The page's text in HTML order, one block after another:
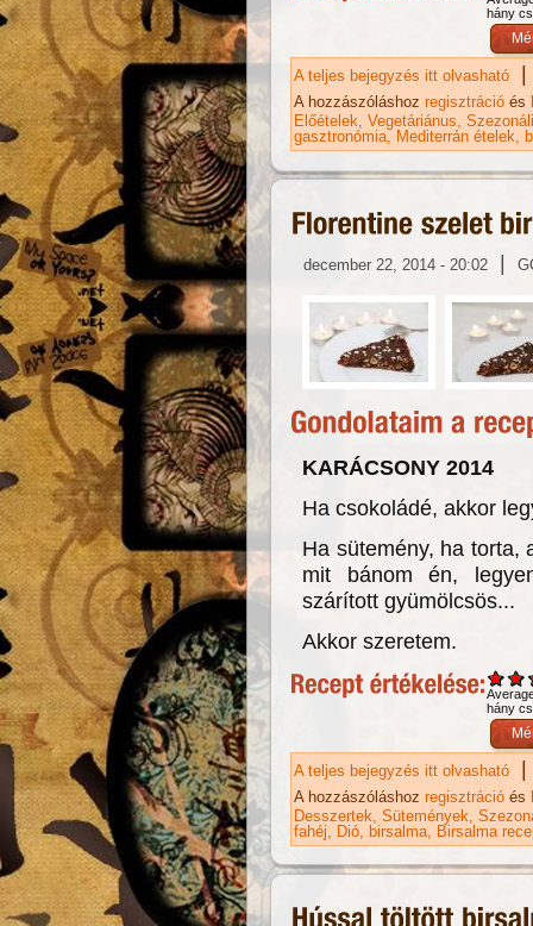
hány
A teljes bejegyzés itt olvasható |
A hozzászóláshoz regisztráció és
Előételek Vegetáriánus
gasztronómia
Mediterrán ételek
december 22, 2014 - 20:02 |
KARÁCSONY 2014
Ha csokoládé, akkor
Ha sütemény, ha torta,
mit bánom én,
szárított gyümölcsös...
Akkor szeretem.
hány
A teljes bejegyzés itt olvasható |
A hozzászóláshoz regisztráció és
Desszertek Sütemények
fahéj
Dió birsalma Birsalma